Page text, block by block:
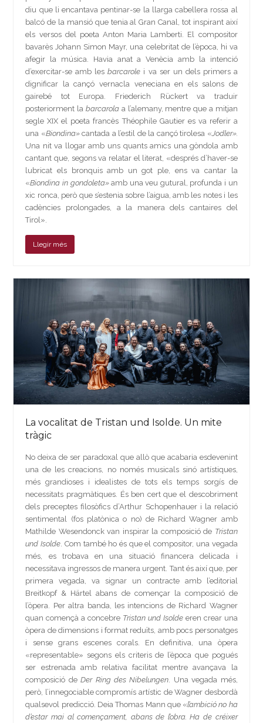
diu que li encantava pentinar-se la llarga cabellera rossa al
balcó de la mansió que tenia al Gran Canal, tot inspirant així
els versos del poeta Anton Maria Lamberti. El compositor
bavarès Johann Simon Mayr, una celebritat de l’època, hi va
afegir la música. Havia anat a Venècia amb la intenció
d’exercitar-se amb lesbarcarole i va ser un dels primers a
dignificar la cançó vernacla veneciana en els salons de
gairebé tot Europa. Friederich Rückert va traduir
posteriorment la barcarolaa l’alemany, mentre que a mitjan
segle XIX el poeta francès Théophile Gautier es va referir a
una «Biondina»cantada a l’estil de la cançó tirolesa «Jodler».
Una nit va llogar amb uns quants amics una gòndola amb
cantant que, segons va relatar el literat, «després d’haver-se
lubricat els bronquis amb un got ple, ens va cantar la
«Biondina in gondoleta»amb una veu gutural, profunda i un
xic ronca, però que s’estenia sobre l’aigua, amb les notes i les
cadències prolongades, a la manera dels cantaires del
Tirol».
Llegir més
La vocalitat de Tristan und Isolde. Un mite
tràgic
No deixa de ser paradoxal que allò que acabaria esdevenint
una de les creacions, no només musicals sinó artístiques,
més grandioses i idealistes de tots els temps sorgís de
necessitats pragmàtiques. És ben cert que el descobriment
dels preceptes filosòfics d’Arthur Schopenhauer i la relació
sentimental (fos platònica o no) de Richard Wagner amb
Mathilde Wesendonck van inspirar la composició de Tristan
und Isolde. Com també ho és que el compositor, una vegada
més, es trobava en una situació financera delicada i
necessitava ingressos de manera urgent. Tant és així que, per
primera vegada, va signar un contracte amb l’editorial
Breitkopf & Härtel abans de començar la composició de
l’òpera. Per altra banda, les intencions de Richard Wagner
quan començà a concebre Tristan und Isoldeeren crear una
òpera de dimensions i format reduïts, amb pocs personatges
i sense grans escenes corals. En definitiva, una òpera
«representable» segons els criteris de l’època que pogués
ser estrenada amb relativa facilitat mentre avançava la
composició deDer Ring des Nibelungen. Una vegada més,
però, l’innegociable compromís artístic de Wagner desbordà
qualsevol predicció. Deia Thomas Mann que «l’ambició no ha
d’estar mai al començament, abans de l’obra. Ha de créixer